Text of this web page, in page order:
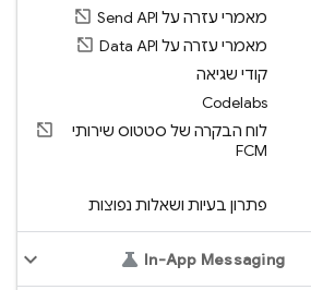
מאמרי עזרה על Send API
מאמרי עזרה על Data API
קודי שגיאה
Codelabs
לוח הבקרה של סטטוס שירותי
FCM
פתרון בעיות ושאלות נפוצות
In-App Messaging